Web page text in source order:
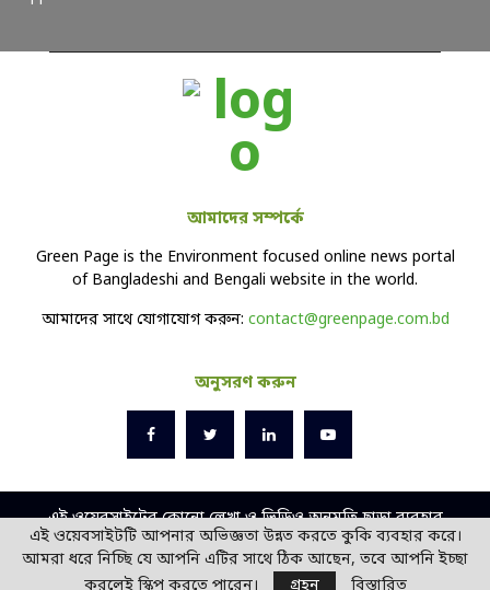
আমাদের সম্পর্কে
Green Page is the Environment focused online news portal
of Bangladeshi and Bengali website in the world.
আমাদের সাথে যোগাযোগ করুন: contact@greenpage.com.bd
অনুসরণ করুন
এই ওয়েবসাইটের কোনো লেখা ও ভিডিও অনুমতি ছাড়া ব্যবহার
বেআইনি।
ডিজাইন ও ডেভলপ -সোলবিডি
এই ওয়েবসাইটটি আপনার অভিজ্ঞতা উন্নত করতে কুকি ব্যবহার করে।
আমরা ধরে নিচ্ছি যে আপনি এটির সাথে ঠিক আছেন, তবে আপনি ইচ্ছা